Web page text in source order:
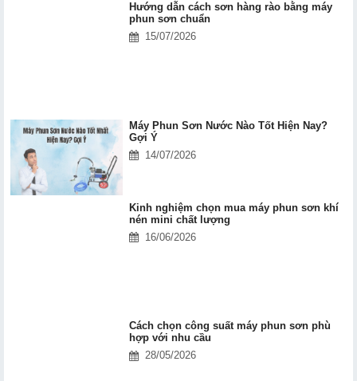
Hướng dẫn cách sơn hàng rào bằng máy
phun sơn chuẩn
15/07/2026
Máy Phun Sơn Nước Nào Tốt Hiện Nay?
Gợi Ý
14/07/2026
Kinh nghiệm chọn mua máy phun sơn khí
nén mini chất lượng
16/06/2026
Cách chọn công suất máy phun sơn phù
hợp với nhu cầu
28/05/2026